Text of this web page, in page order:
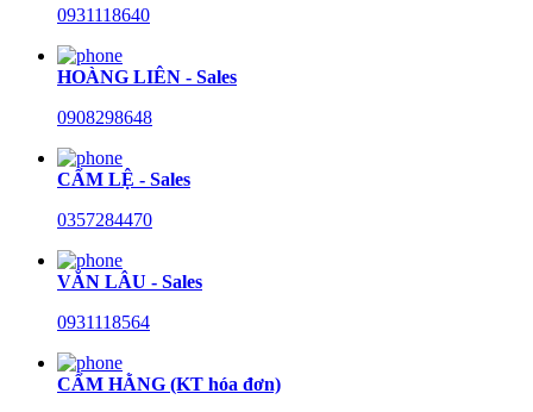
0931118640
HOÀNG LIÊN - Sales
0908298648
CẨM LỆ - Sales
0357284470
VĂN LÂU - Sales
0931118564
CẨM HẰNG (KT hóa đơn)